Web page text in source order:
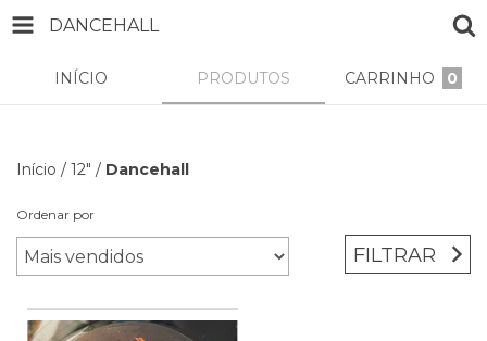
DANCEHALL
INÍCIO PRODUTOS CARRINHO 0
Início / 12" / Dancehall
Ordenar por
FILTRAR